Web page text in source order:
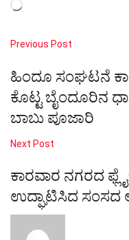
Loading…
Previous Post
ಹಿಂದೂ ಸಂಘಟನೆ
ಕೊಟ್ಟ ಬೈಂದೂರಿನ
ಬಾಬು ಪೂಜಾರಿ
Next Post
ಕಾರವಾರ ನಗರದ
ಉದ್ಘಾಟಿಸಿದ ಸಂಸದ